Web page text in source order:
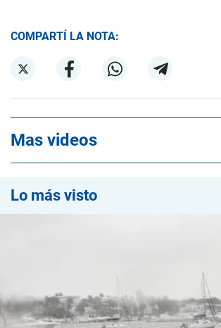
COMPARTÍ LA NOTA:
Mas videos
Lo más visto